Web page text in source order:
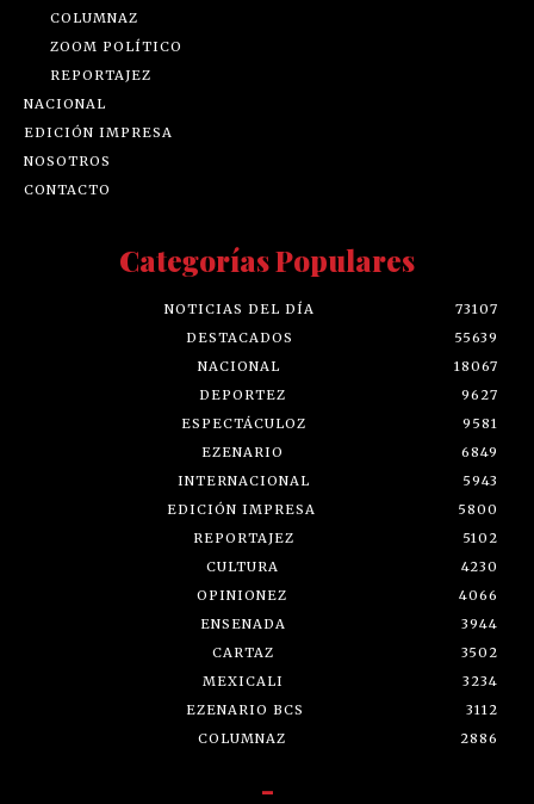
COLUMNAZ
ZOOM POLÍTICO
REPORTAJEZ
NACIONAL
EDICIÓN IMPRESA
NOSOTROS
CONTACTO
Categorías Populares
NOTICIAS DEL DÍA
73107
DESTACADOS
55639
NACIONAL
18067
DEPORTEZ
9627
ESPECTÁCULOZ
9581
EZENARIO
6849
INTERNACIONAL
5943
EDICIÓN IMPRESA
5800
REPORTAJEZ
5102
CULTURA
4230
OPINIONEZ
4066
ENSENADA
3944
CARTAZ
3502
MEXICALI
3234
EZENARIO BCS
3112
COLUMNAZ
2886
-